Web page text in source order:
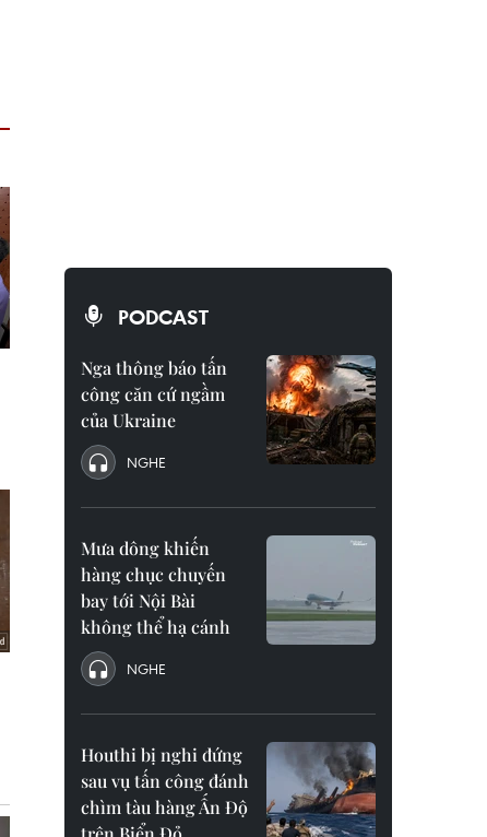
PODCAST
Nga thông báo tấn
công căn cứ ngầm
của Ukraine
NGHE
Mưa dông khiến
hàng chục chuyến
bay tới Nội Bài
không thể hạ cánh
NGHE
Houthi bị nghi đứng
sau vụ tấn công đánh
chìm tàu hàng Ấn Độ